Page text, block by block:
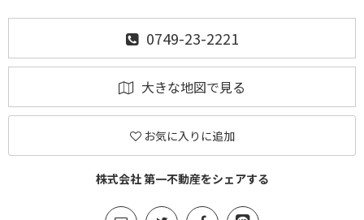
0749-23-2221
大きな地図で見る
お気に入りに追加
株式会社 第一不動産をシェアする